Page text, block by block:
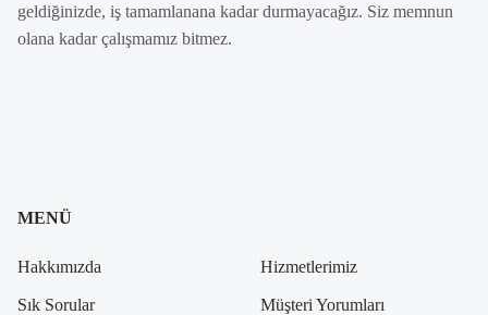
geldiğinizde, iş tamamlanana kadar durmayacağız. Siz memnun
olana kadar çalışmamız bitmez.
MENÜ
Hakkımızda Hizmetlerimiz
Sık Sorular Müşteri Yorumları